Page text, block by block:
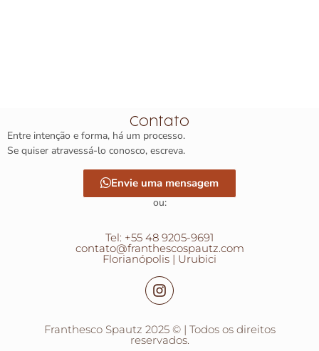
Contato
Entre intenção e forma, há um processo.
Se quiser atravessá-lo conosco, escreva.
Envie uma mensagem
ou:
Tel: +55 48 9205-9691
contato@franthescospautz.com
Florianópolis | Urubici
Franthesco Spautz 2025 © | Todos os direitos
reservados.